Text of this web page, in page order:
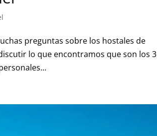
preguntas sobre los hostales de
lo que encontramos que son los 3